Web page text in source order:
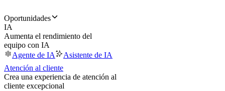
Oportunidades
IA
Aumenta el rendimiento del
equipo con IA
Agente de IA
Asistente de IA
Atención al cliente
Crea una experiencia de atención al
cliente excepcional